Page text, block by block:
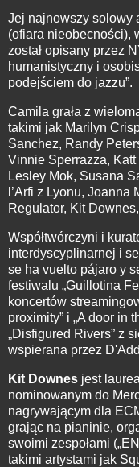
Jej najnowszy solowy
(ofiara nieobecności),
został opisany przez
humanistyczny i
podejściem do jazzu”.
Camila grała z
takimi jak Marilyn
Sanchez, Randy
Vinnie Sperrazza,
Lesley Mok, Susana
l’Arfi z Lyonu, Joanna
Regulator, Kit
Współtwórczyni i
interdyscyplinarnej i
se ha vuelto pájaro y
festiwalu „Guillotina
koncertów
proximity” i „A door in
„Disfigured Rivers” z
wspierana przez
Kit Downes jest
nominowanym do
nagrywającym dla
grając na pianinie,
swoimi zespołami
takimi artystami jak